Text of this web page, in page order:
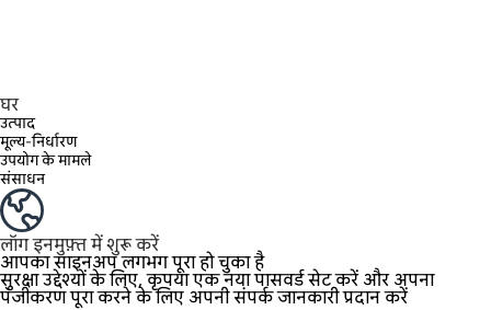
घर
उत्पाद
मूल्य-निर्धारण
उपयोग के मामले
संसाधन
लॉग इनमुफ़्त में शुरू करें
आपका साइनअप लगभग पूरा हो चुका है
सुरक्षा उद्देश्यों के लिए, कृपया एक नया पासवर्ड सेट करें और अपना
पंजीकरण पूरा करने के लिए अपनी संपर्क जानकारी प्रदान करें